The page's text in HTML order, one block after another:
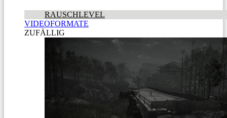
RAUSCHLEVEL
VIDEOFORMATE
ZUFÄLLIG